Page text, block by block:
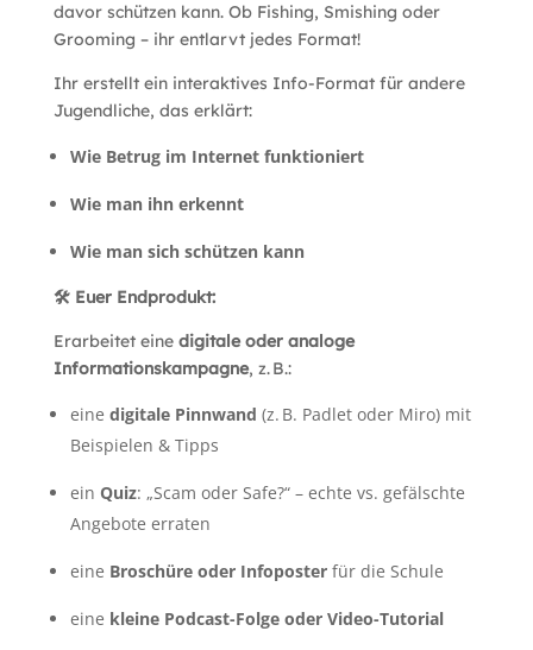
davor schützen kann. Ob Fishing, Smishing oder
Grooming – ihr entlarvt jedes Format!
Ihr erstellt ein interaktives Info-Format für andere
Jugendliche, das erklärt:
Wie Betrug im Internet funktioniert
Wie man ihn erkennt
Wie man sich schützen kann
🛠️Euer Endprodukt:
Erarbeitet eine digitale oder analoge
Informationskampagne, z.B.:
eine digitale Pinnwand (z. B. Padlet oder Miro) mit
Beispielen & Tipps
ein Quiz: „Scam oder Safe?“ – echte vs. gefälschte
Angebote erraten
eine Broschüre oder Infoposterfür die Schule
eine kleine Podcast-Folge oder Video-Tutorial